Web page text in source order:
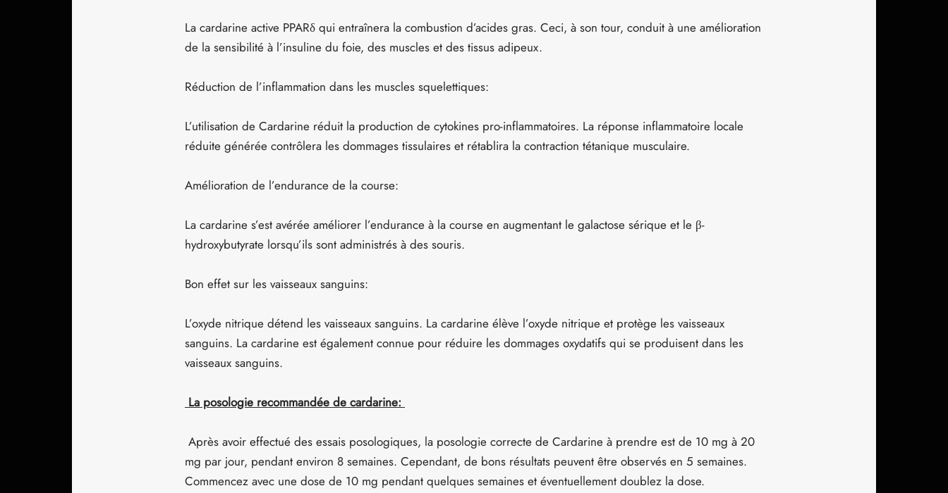
La cardarine active PPARδ qui entraînera la combustion d’acides gras. Ceci, à son tour, conduit à une amélioration
de la sensibilité à l’insuline du foie, des muscles et des tissus adipeux.
Réduction de l’inflammation dans les muscles squelettiques:
L’utilisation de Cardarine réduit la production de cytokines pro-inflammatoires. La réponse inflammatoire locale
réduite générée contrôlera les dommages tissulaires et rétablira la contraction tétanique musculaire.
Amélioration de l’endurance de la course:
La cardarine s’est avérée améliorer l’endurance à la course en augmentant le galactose sérique et le β-
hydroxybutyrate lorsqu’ils sont administrés à des souris.
Bon effet sur les vaisseaux sanguins:
L’oxyde nitrique détend les vaisseaux sanguins. La cardarine élève l’oxyde nitrique et protège les vaisseaux
sanguins. La cardarine est également connue pour réduire les dommages oxydatifs qui se produisent dans les
vaisseaux sanguins.
La posologie recommandée de cardarine:
Après avoir effectué des essais posologiques, la posologie correcte de Cardarine à prendre est de 10 mg à 20
mg par jour, pendant environ 8 semaines. Cependant, de bons résultats peuvent être observés en 5 semaines.
Commencez avec une dose de 10 mg pendant quelques semaines et éventuellement doublez la dose.